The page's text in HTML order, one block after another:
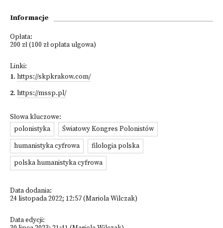
Informacje
Opłata:
200 zł (100 zł opłata ulgowa)
Linki:
1. https://skpkrakow.com/
2. https://mssp.pl/
Słowa kluczowe:
polonistyka
Światowy Kongres Polonistów
humanistyka cyfrowa
filologia polska
polska humanistyka cyfrowa
Data dodania:
24 listopada 2022; 12:57 (Mariola Wilczak)
Data edycji: